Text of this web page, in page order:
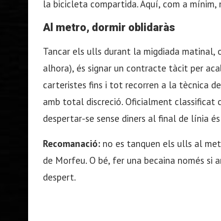
la bicicleta compartida. Aquí, com a mínim,
Al metro, dormir oblidaràs
Tancar els ulls durant la migdiada
alhora), és signar un contracte tàcit per
carteristes fins i tot recorren a la tècnica
amb total discreció. Oficialment classificat
despertar-se sense diners al final de línia
Recomanació: no es tanquen els ulls al
de Morfeu. O bé, fer una becaina només si
despert.